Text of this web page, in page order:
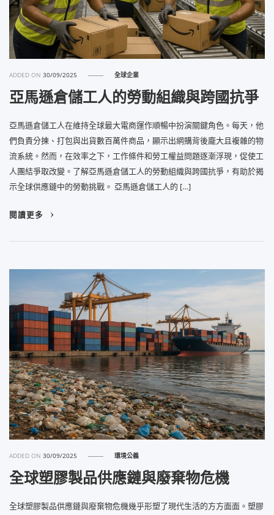
ADDED ON30/09/2025 全球企業
亞馬遜倉儲工人的勞動組織與跨國抗爭
亞馬遜倉儲工人在維持全球最大電商運作順暢中扮演關鍵角色。每天，他
們負責分揀、打包與出貨數百萬件商品，顯示出網購背後龐大且複雜的物
流系統。然而，在效率之下，工作條件和勞工權益問題逐漸浮現，促使工
人團結爭取改變。了解亞馬遜倉儲工人的勞動組織與跨國抗爭，有助於揭
示全球供應鏈中的勞動挑戰。 亞馬遜倉儲工人的 […]
閱讀更多
ADDED ON30/09/2025 環境公義
全球塑膠製品供應鏈與廢棄物危機
全球塑膠製品供應鏈與廢棄物危機幾乎形塑了現代生活的方方面面。塑膠